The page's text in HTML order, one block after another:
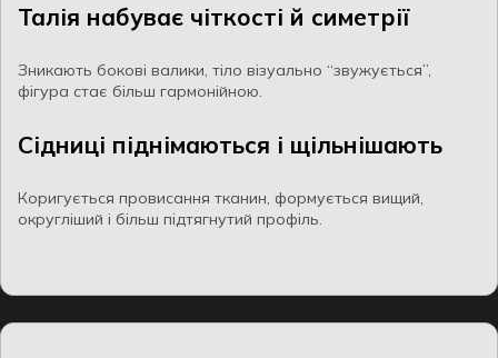
Талія набуває чіткості й симетрії
Зникають бокові валики, тіло візуально “звужується”,
фігура стає більш гармонійною.
Сідниці піднімаються і щільнішають
Коригується провисання тканин, формується вищий,
округліший і більш підтягнутий профіль.